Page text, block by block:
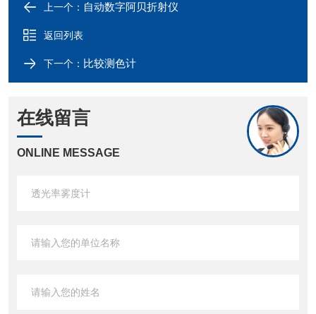
上一个： 自动数字阿贝折射仪
返回列表
下一个： 比较测色计
在线留言
ONLINE MESSAGE